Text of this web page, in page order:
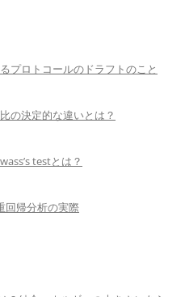
プロトコールのドラフトのこと
の決定的な違いとは？
testとは？
回帰分析の実際